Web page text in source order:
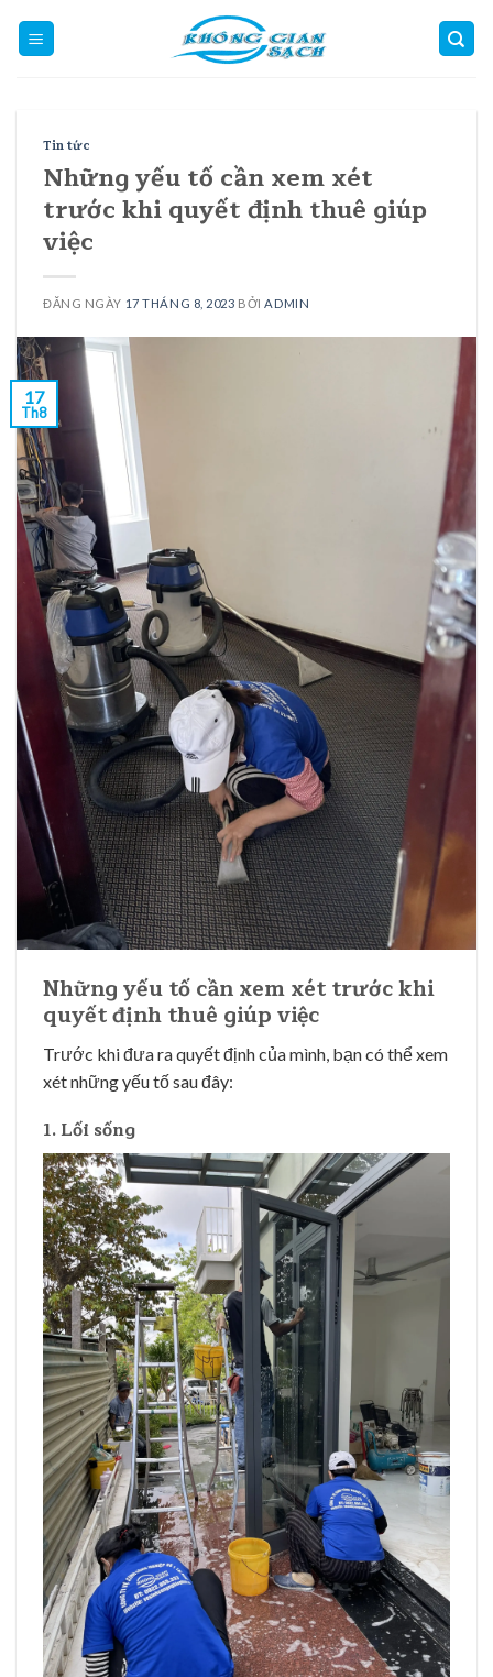
Tin tức
Những yếu tố cần xem xét
trước khi quyết định thuê giúp
việc
ĐĂNG NGÀY 17 THÁNG 8, 2023 BỞI ADMIN
17
Th8
Những yếu tố cần xem xét trước khi
quyết định thuê giúp việc
Trước khi đưa ra quyết định của mình, bạn có thể xem
xét những yếu tố sau đây:
1. Lối sống